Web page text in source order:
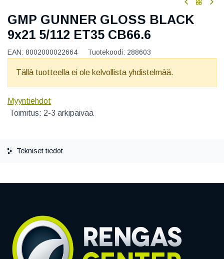
GMP GUNNER GLOSS BLACK
9x21 5/112 ET35 CB66.6
EAN: 8002000022664 Tuotekoodi: 288603
Tällä tuotteella ei ole kelvollista yhdistelmää.
Myyntiehdot
Toimitus: 2-3 arkipäivää
Tekniset tiedot